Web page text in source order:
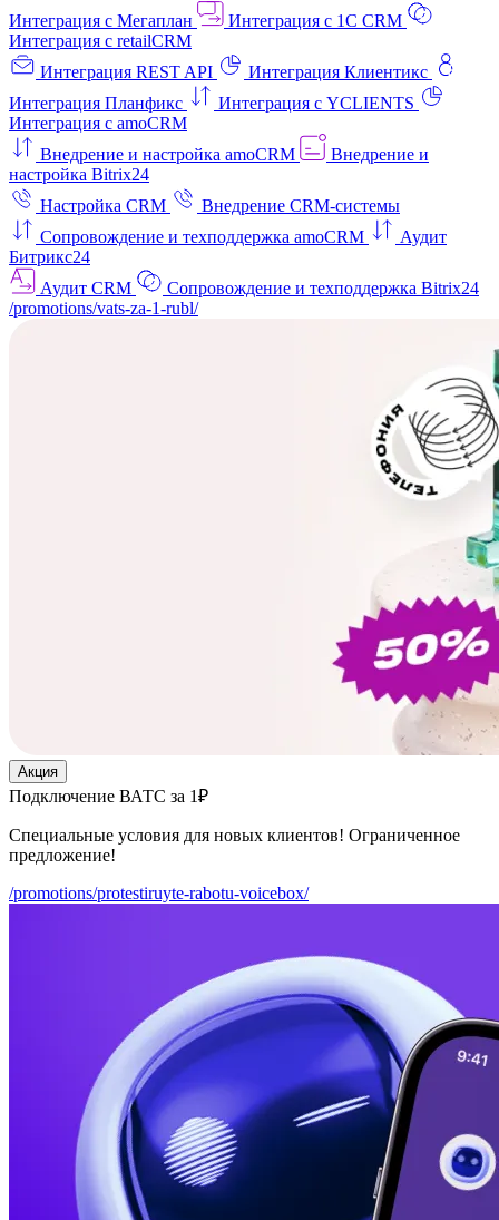
Интеграция с Мегаплан
Интеграция с 1C CRM
Интеграция с retailCRM
Интеграция REST API
Интеграция Клиентикс
Интеграция Планфикс
Интеграция с YCLIENTS
Интеграция с amoCRM
Внедрение и настройка amoCRM
Внедрение и
настройка Bitrix24
Настройка CRM
Внедрение CRM-системы
Сопровождение и техподдержка amoCRM
Аудит
Битрикс24
Аудит CRM
Сопровождение и техподдержка Bitrix24
/promotions/vats-za-1-rubl/
Акция
Подключение ВАТС за 1₽
Специальные условия для новых клиентов! Ограниченное
предложение!
/promotions/protestiruyte-rabotu-voicebox/